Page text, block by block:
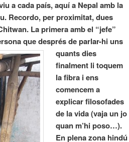
a cada país, aquí a Nepal amb la
Recordo, per proximitat, dues
La primera amb el “jefe”
que després de parlar-hi uns
quants dies
finalment li toquem
la fibra i ens
comencem a
explicar filosofades
de la vida (vaja un jo
quan m’hi poso…).
En plena zona hindú